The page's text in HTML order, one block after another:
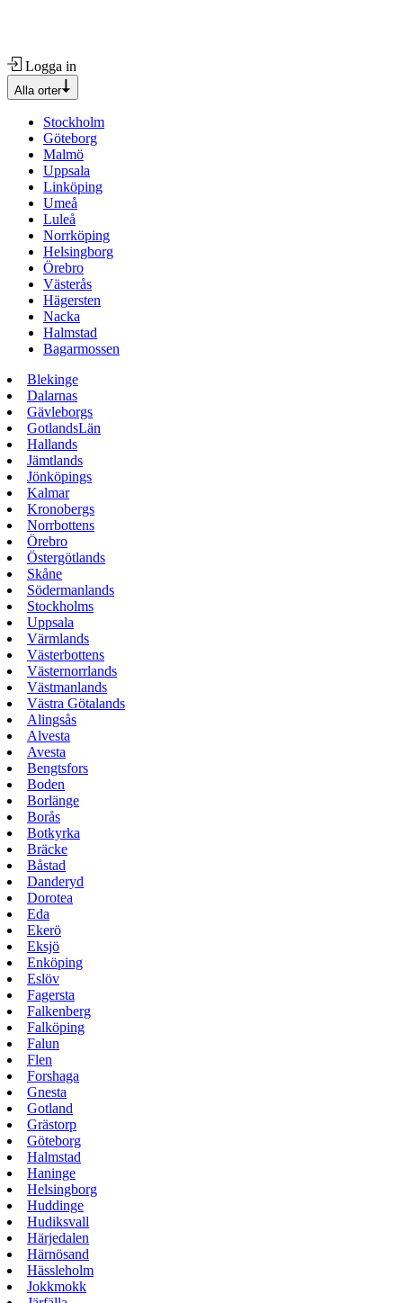
Logga in
Alla orter
Stockholm
Göteborg
Malmö
Uppsala
Linköping
Umeå
Luleå
Norrköping
Helsingborg
Örebro
Västerås
Hägersten
Nacka
Halmstad
Bagarmossen
Blekinge
Dalarnas
Gävleborgs
GotlandsLän
Hallands
Jämtlands
Jönköpings
Kalmar
Kronobergs
Norrbottens
Örebro
Östergötlands
Skåne
Södermanlands
Stockholms
Uppsala
Värmlands
Västerbottens
Västernorrlands
Västmanlands
Västra Götalands
Alingsås
Alvesta
Avesta
Bengtsfors
Boden
Borlänge
Borås
Botkyrka
Bräcke
Båstad
Danderyd
Dorotea
Eda
Ekerö
Eksjö
Enköping
Eslöv
Fagersta
Falkenberg
Falköping
Falun
Flen
Forshaga
Gnesta
Gotland
Grästorp
Göteborg
Halmstad
Haninge
Helsingborg
Huddinge
Hudiksvall
Härjedalen
Härnösand
Hässleholm
Jokkmokk